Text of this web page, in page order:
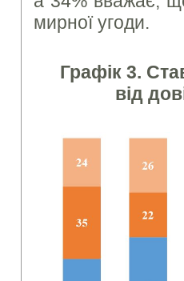
мирної угоди.
Графік 3.
від